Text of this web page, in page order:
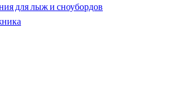
для лыж и сноубордов